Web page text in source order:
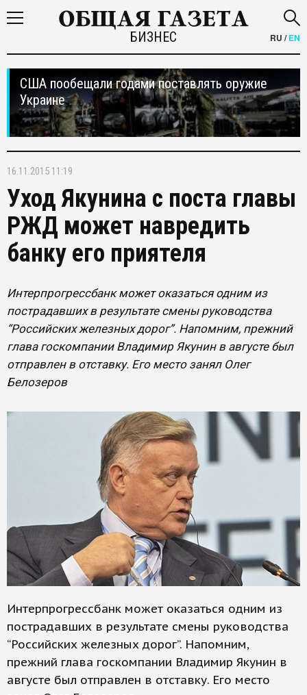
БИЗНЕС RU /EN
США пообещали годами поставлять оружие
Украине
16.11.2015 11:19
Уход Якунина с поста главы
РЖД может навредить
банку его приятеля
Интерпрогрессбанк может оказаться одним из
пострадавших в результате смены руководства
“Российских железных дорог”. Напомним, прежний
глава госкомпании Владимир Якунин в августе был
отправлен в отставку. Его место занял Олег
Белозеров
Интерпрогрессбанк может оказаться одним из
пострадавших в результате смены руководства
“Российских железных дорог”. Напомним,
прежний глава госкомпании Владимир Якунин в
августе был отправлен в отставку. Его место